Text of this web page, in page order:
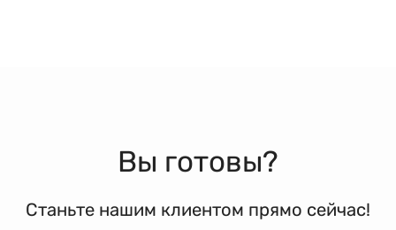
Вы готовы?
Станьте нашим клиентом прямо сейчас!